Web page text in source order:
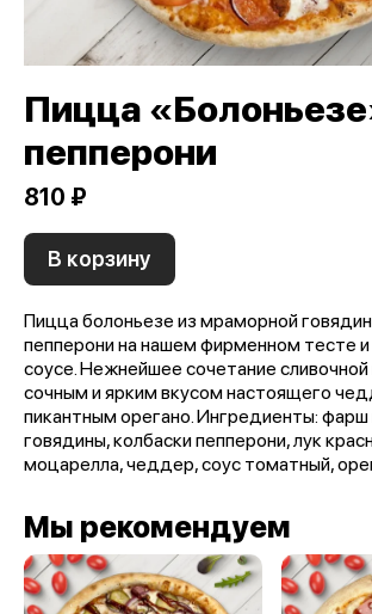
Пицца
пепперони
810 ₽
В корзину
Пицца болоньезе из мраморной
пепперони на нашем фирменном тесте
соусе. Нежнейшее сочетание
сочным и ярким вкусом настоящего
пикантным орегано. Ингредиенты:
говядины, колбаски пепперони, лук
моцарелла, чеддер, соус томатный,
Мы рекомендуем